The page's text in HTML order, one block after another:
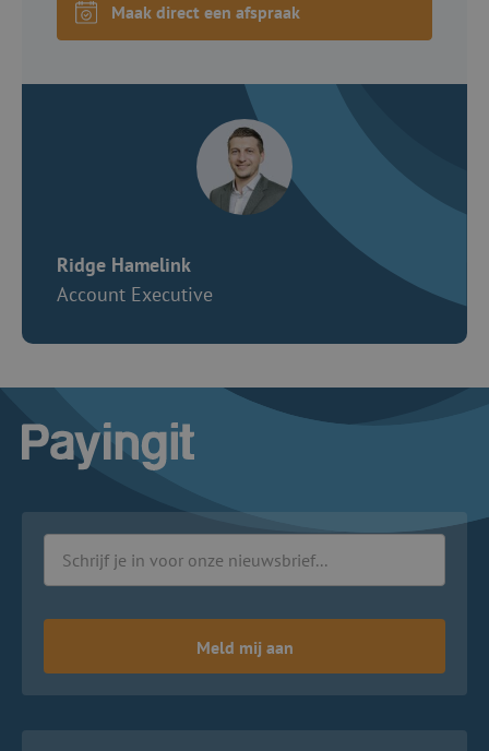
Maak direct een afspraak
Ridge Hamelink
Account Executive
Logo Payingit
Meld mij aan